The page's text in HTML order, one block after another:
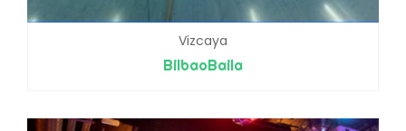
Vizcaya
BilbaoBaila